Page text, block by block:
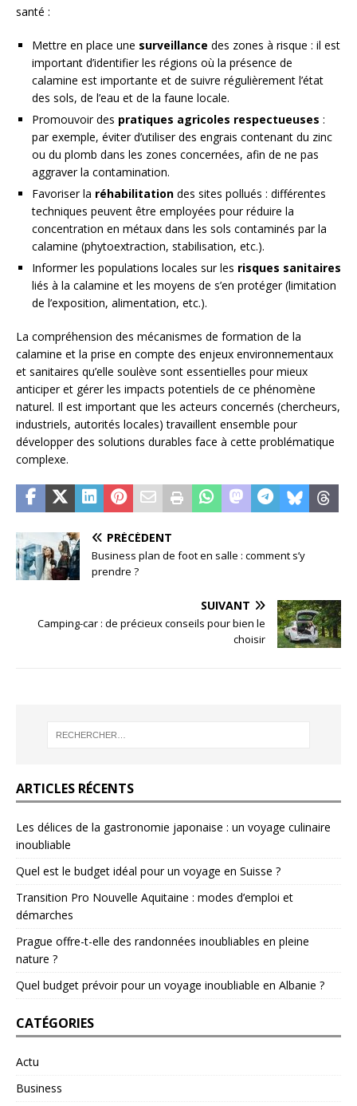
santé :
Mettre en place une surveillance des zones à risque : il est
important d’identifier les régions où la présence de
calamine est importante et de suivre régulièrement l’état
des sols, de l’eau et de la faune locale.
Promouvoir des pratiques agricoles respectueuses :
par exemple, éviter d’utiliser des engrais contenant du zinc
ou du plomb dans les zones concernées, afin de ne pas
aggraver la contamination.
Favoriser la réhabilitation des sites pollués : différentes
techniques peuvent être employées pour réduire la
concentration en métaux dans les sols contaminés par la
calamine (phytoextraction, stabilisation, etc.).
Informer les populations locales sur les risques sanitaires
liés à la calamine et les moyens de s’en protéger (limitation
de l’exposition, alimentation, etc.).
La compréhension des mécanismes de formation de la
calamine et la prise en compte des enjeux environnementaux
et sanitaires qu’elle soulève sont essentielles pour mieux
anticiper et gérer les impacts potentiels de ce phénomène
naturel. Il est important que les acteurs concernés (chercheurs,
industriels, autorités locales) travaillent ensemble pour
développer des solutions durables face à cette problématique
complexe.
PRÉCÉDENT
Business plan de foot en salle : comment s’y
prendre ?
SUIVANT
Camping-car : de précieux conseils pour bien le
choisir
ARTICLES RÉCENTS
Les délices de la gastronomie japonaise : un voyage culinaire
inoubliable
Quel est le budget idéal pour un voyage en Suisse ?
Transition Pro Nouvelle Aquitaine : modes d’emploi et
démarches
Prague offre-t-elle des randonnées inoubliables en pleine
nature ?
Quel budget prévoir pour un voyage inoubliable en Albanie ?
CATÉGORIES
Actu
Business